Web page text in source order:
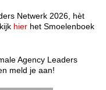
Netwerk 2026, hèt
hier het Smoelenboek
Agency Leaders
meld je aan!